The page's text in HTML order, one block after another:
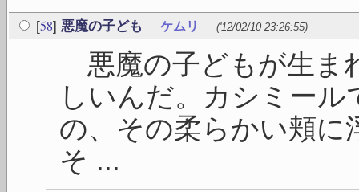
[58] 悪魔の子ども ケムリ ('12/02/10 23:26:55)
悪魔の子どもが生ま
しいんだ。カシミー
の、その柔らかい頬に
そ ...